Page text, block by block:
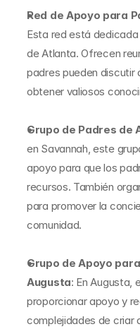
Red de Apoyo para
Esta red está
de Atlanta. Ofrecen
padres pueden
obtener valiosos
Grupo de Padres de
en Savannah, este
apoyo para que los
recursos. También
para promover la
comunidad.
Grupo de Apoyo
Augusta: En Augusta,
proporcionar apoyo y
complejidades de criar